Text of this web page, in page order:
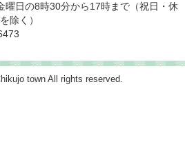
曜日の8時30分から17時まで（祝日・休
除く）
town All rights reserved.